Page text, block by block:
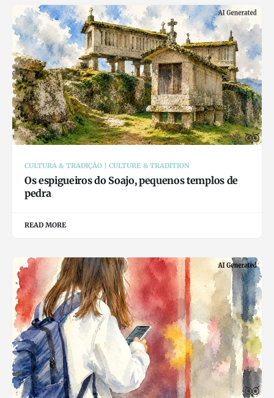
CULTURA & TRADIÇÃO | CULTURE & TRADITION
Os espigueiros do Soajo, pequenos templos de
pedra
READ MORE